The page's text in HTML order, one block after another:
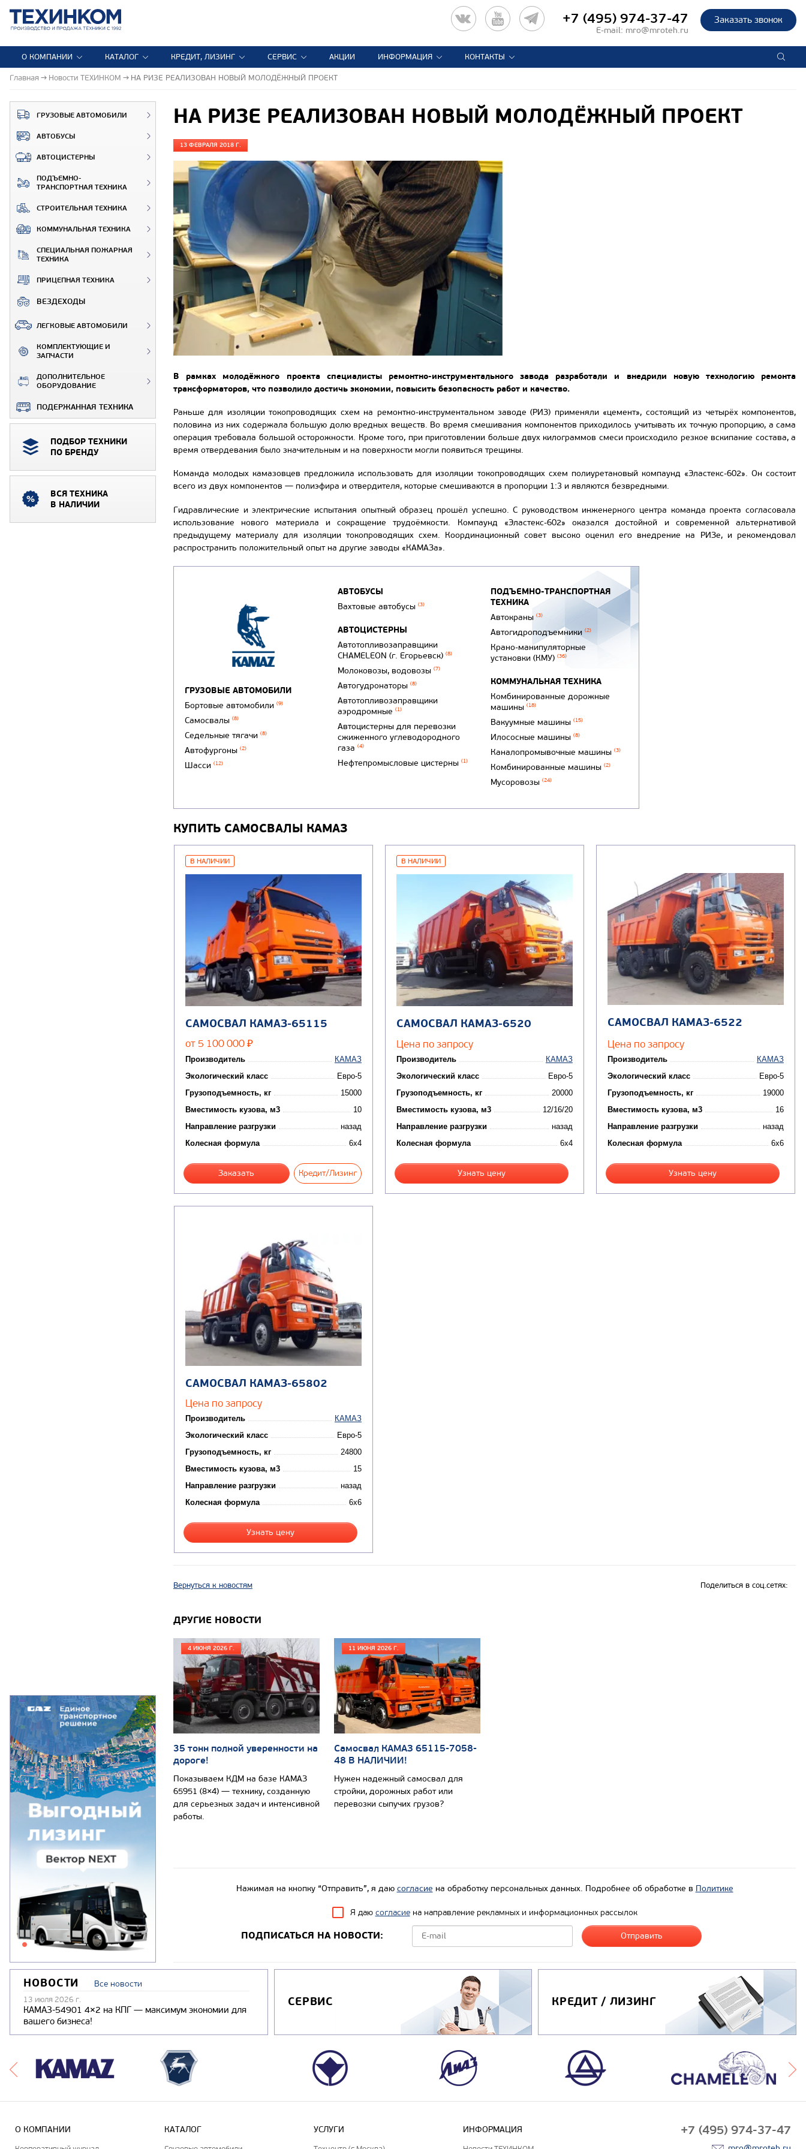
Заказать звонок
+7 (495) 974-37-47
E-mail: mro@mroteh.ru
О КОМПАНИИ КАТАЛОГ КРЕДИТ, ЛИЗИНГ СЕРВИС АКЦИИ ИНФОРМАЦИЯ КОНТАКТЫ
Главная Новости ТЕХИНКОМ НА РИЗЕ РЕАЛИЗОВАН НОВЫЙ МОЛОДЁЖНЫЙ ПРОЕКТ
ГРУЗОВЫЕ АВТОМОБИЛИ
АВТОБУСЫ
АВТОЦИСТЕРНЫ
ПОДЪЕМНО-
ТРАНСПОРТНАЯ ТЕХНИКА
СТРОИТЕЛЬНАЯ ТЕХНИКА
КОММУНАЛЬНАЯ ТЕХНИКА
СПЕЦИАЛЬНАЯ ПОЖАРНАЯ
ТЕХНИКА
ПРИЦЕПНАЯ ТЕХНИКА
ВЕЗДЕХОДЫ
ЛЕГКОВЫЕ АВТОМОБИЛИ
КОМПЛЕКТУЮЩИЕ И
ЗАПЧАСТИ
ДОПОЛНИТЕЛЬНОЕ
ОБОРУДОВАНИЕ
ПОДЕРЖАННАЯ ТЕХНИКА
ПОДБОР ТЕХНИКИ
ПО БРЕНДУ
ВСЯ ТЕХНИКА
В НАЛИЧИИ
НА РИЗЕ РЕАЛИЗОВАН НОВЫЙ МОЛОДЁЖНЫЙ ПРОЕКТ
13 ФЕВРАЛЯ 2018 Г.
В рамках молодёжного проекта специалисты ремонтно-инструментального завода разработали и внедрили новую технологию ремонта
трансформаторов, что позволило достичь экономии, повысить безопасность работ и качество.
Раньше для изоляции токопроводящих схем на ремонтно-инструментальном заводе (РИЗ) применяли «цемент», состоящий из четырёх компонентов,
половина из них содержала большую долю вредных веществ. Во время смешивания компонентов приходилось учитывать их точную пропорцию, а сама
операция требовала большой осторожности. Кроме того, при приготовлении больше двух килограммов смеси происходило резкое вскипание состава, а
время отвердевания было значительным и на поверхности могли появиться трещины.
Команда молодых камазовцев предложила использовать для изоляции токопроводящих схем полиуретановый компаунд «Эластекс-602». Он состоит
всего из двух компонентов — полиэфира и отвердителя, которые смешиваются в пропорции 1:3 и являются безвредными.
Гидравлические и электрические испытания опытный образец прошёл успешно. С руководством инженерного центра команда проекта согласовала
использование нового материала и сокращение трудоёмкости. Компаунд «Эластекс-602» оказался достойной и современной альтернативой
предыдущему материалу для изоляции токопроводящих схем. Координационный совет высоко оценил его внедрение на РИЗе, и рекомендовал
распространить положительный опыт на другие заводы «КАМАЗа».
ГРУЗОВЫЕ АВТОМОБИЛИ
Бортовые автомобили (9)
Самосвалы (8)
Седельные тягачи (8)
Автофургоны (2)
Шасси (12)
АВТОБУСЫ
Вахтовые автобусы (3)
АВТОЦИСТЕРНЫ
Автотопливозаправщики
CHAMELEON (г. Егорьевск) (8)
Молоковозы, водовозы (7)
Автогудронаторы (8)
Автотопливозаправщики
аэродромные (1)
Автоцистерны для перевозки
сжиженного углеводородного
газа (4)
Нефтепромысловые цистерны (1)
ПОДЪЕМНО-ТРАНСПОРТНАЯ
ТЕХНИКА
Автокраны (3)
Автогидроподъемники (2)
Крано-манипуляторные
установки (КМУ) (36)
КОММУНАЛЬНАЯ ТЕХНИКА
Комбинированные дорожные
машины (18)
Вакуумные машины (15)
Илососные машины (8)
Каналопромывочные машины (3)
Комбинированные машины (2)
Мусоровозы (24)
КУПИТЬ САМОСВАЛЫ КАМАЗ
В НАЛИЧИИ
САМОСВАЛ КАМАЗ-65115
от 5 100 000 ₽
Производитель
КАМАЗ
Экологический класс
Евро-5
Грузоподъемность, кг
15000
Вместимость кузова, м3
10
Направление разгрузки
назад
Колесная формула
6x4
Заказать Кредит/Лизинг
В НАЛИЧИИ
САМОСВАЛ КАМАЗ-6520
Цена по запросу
Производитель
КАМАЗ
Экологический класс
Евро-5
Грузоподъемность, кг
20000
Вместимость кузова, м3
12/16/20
Направление разгрузки
назад
Колесная формула
6x4
Узнать цену
САМОСВАЛ КАМАЗ-6522
Цена по запросу
Производитель
КАМАЗ
Экологический класс
Евро-5
Грузоподъемность, кг
19000
Вместимость кузова, м3
16
Направление разгрузки
назад
Колесная формула
6x6
Узнать цену
САМОСВАЛ КАМАЗ-65802
Цена по запросу
Производитель
КАМАЗ
Экологический класс
Евро-5
Грузоподъемность, кг
24800
Вместимость кузова, м3
15
Направление разгрузки
назад
Колесная формула
6x6
Узнать цену
Вернуться к новостям Поделиться в соц.сетях:
ДРУГИЕ НОВОСТИ
4 ИЮНЯ 2026 Г.
35 тонн полной уверенности на
дороге!
Показываем КДМ на базе КАМАЗ
65951 (8×4) — технику, созданную
для серьезных задач и интенсивной
работы.
11 ИЮНЯ 2026 Г.
Самосвал КАМАЗ 65115-7058-
48 В НАЛИЧИИ!
Нужен надежный самосвал для
стройки, дорожных работ или
перевозки сыпучих грузов?
Нажимая на кнопку “Отправить”, я даю согласие на обработку персональных данных. Подробнее об обработке в Политике
Я даю согласиена направление рекламных и информационных рассылок
ПОДПИСАТЬСЯ НА НОВОСТИ:
НОВОСТИ Все новости
13 июля 2026 г.
КАМАЗ-54901 4×2 на КПГ — максимум экономии для
вашего бизнеса!
СЕРВИС КРЕДИТ / ЛИЗИНГ
О КОМПАНИИ КАТАЛОГ УСЛУГИ ИНФОРМАЦИЯ +7 (495) 974-37-47